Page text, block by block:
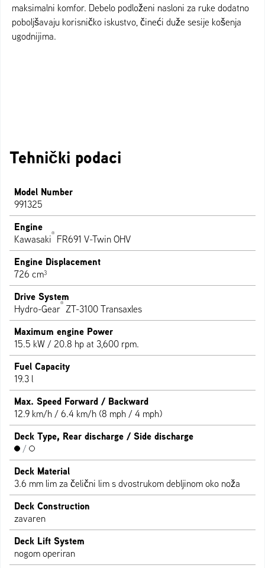
maksimalni komfor. Debelo podloženi nasloni za ruke dodatno
poboljšavaju korisničko iskustvo, čineći duže sesije košenja
ugodnijima.
Tehnički podaci
Model Number
991325
Engine
Kawasaki
®
FR691 V-Twin OHV
Engine Displacement
726 cm³
Drive System
Hydro-Gear
®
ZT-3100 Transaxles
Maximum engine Power
15.5 kW / 20.8 hp at 3,600 rpm.
Fuel Capacity
19.3 l
Max. Speed Forward / Backward
12.9 km/h / 6.4 km/h (8 mph / 4 mph)
Deck Type, Rear discharge / Side discharge
/
Deck Material
3.6 mm lim za čelični lim s dvostrukom debljinom oko noža
Deck Construction
zavaren
Deck Lift System
nogom operiran